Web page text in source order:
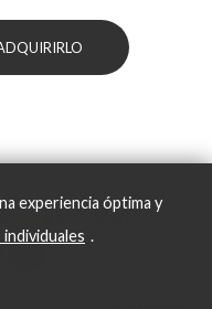
experiencia óptima y
.